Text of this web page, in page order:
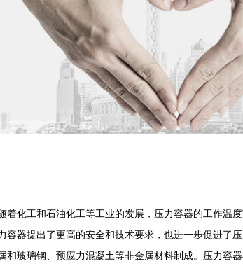
化工和石油化工等工业的发展，压力容器的工作温度
容器提出了更高的安全和技术要求，也进一步促进了
和玻璃钢、预应力混凝土等非金属材料制成。压力容